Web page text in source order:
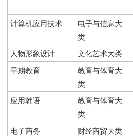
计算机应用技术
电子与信息大
类
人物形象设计 文化艺术大类
早期教育
教育与体育大
类
应用韩语
教育与体育大
类
电子商务 财经商贸大类